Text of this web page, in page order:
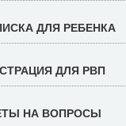
ДЛЯ РЕБЕНКА
ДЛЯ РВП
НА ВОПРОСЫ